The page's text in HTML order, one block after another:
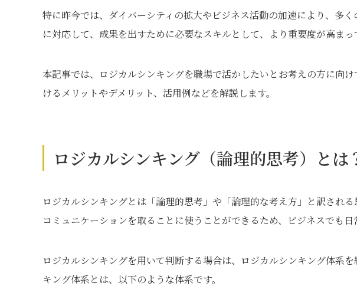
特に昨今では、ダイバーシティの拡大やビジネス活動の加速により、多
に対応して、成果を出すために必要なスキルとして、より重要度が高まっ
本記事では、ロジカルシンキングを職場で活かしたいとお考えの方に向
けるメリットやデメリット、活用例などを解説します。
ロジカルシンキング（論理的思考）とは
ロジカルシンキングとは「論理的思考」や「論理的な考え方」と訳される
コミュニケーションを取ることに使うことができるため、ビジネスでも日
ロジカルシンキングを用いて判断する場合は、ロジカルシンキング体系
キング体系とは、以下のような体系です。